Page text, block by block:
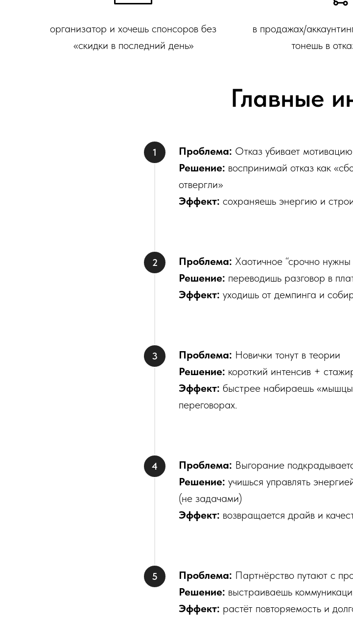
организатор и хочешь спонсоров без
«скидки в последний день»
в продажах/
тонешь в
Главные
Проблема: Отказ убивает мотивацию
Решение: воспринимай отказ как
отвергли»
Эффект: сохраняешь энергию и
Проблема: Хаотичное “срочно нужны
Решение: переводишь разговор в
Эффект: уходишь от демпинга и
Проблема: Новички тонут в теории
Решение: короткий интенсив +
Эффект: быстрее набираешь
переговорах.
Проблема: Выгорание
Решение: учишься управлять
(не задачами)
Эффект: возвращается драйв и
Проблема: Партнёрство путают с
Решение: выстраиваешь
Эффект: растёт повторяемость и